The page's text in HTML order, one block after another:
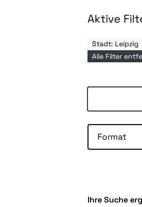
Aktive
Stadt: Leipzig
Alle Filter
Format
Ihre Suche